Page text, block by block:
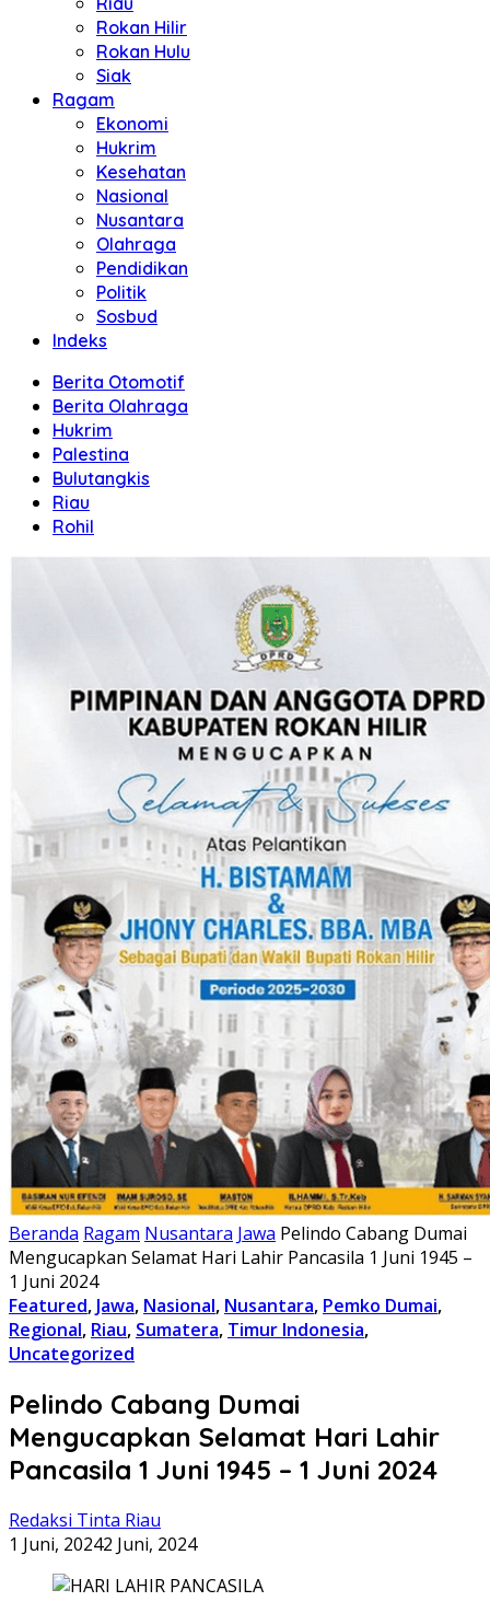
Rokan Hilir
Rokan Hulu
Siak
Ragam
Ekonomi
Hukrim
Kesehatan
Nasional
Nusantara
Olahraga
Pendidikan
Politik
Sosbud
Indeks
Berita Otomotif
Berita Olahraga
Hukrim
Palestina
Bulutangkis
Riau
Rohil
Beranda Ragam Nusantara Jawa Pelindo Cabang Dumai
Mengucapkan Selamat Hari Lahir Pancasila 1 Juni 1945 –
1 Juni 2024
Featured, Jawa, Nasional, Nusantara, Pemko Dumai,
Regional, Riau, Sumatera, Timur Indonesia,
Uncategorized
Pelindo Cabang Dumai
Mengucapkan Selamat Hari Lahir
Pancasila 1 Juni 1945 – 1 Juni 2024
Redaksi Tinta Riau
1 Juni, 20242 Juni, 2024